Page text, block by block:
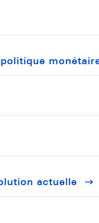
actuelle